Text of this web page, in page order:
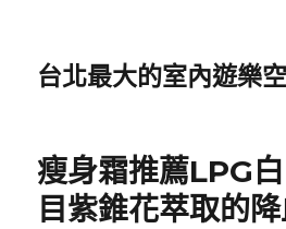
台北最大的室內遊樂
瘦身霜推薦LPG
目紫錐花萃取的